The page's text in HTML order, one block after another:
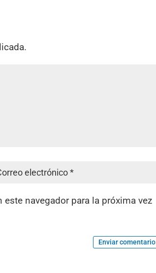
navegador para la próxima vez
Enviar comentario